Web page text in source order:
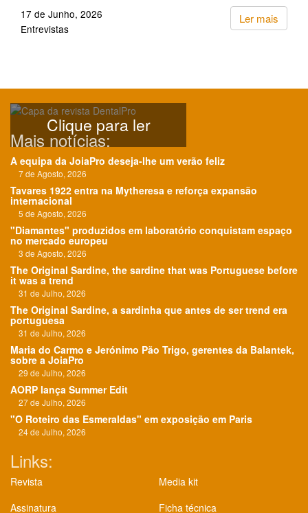
Ler mais
17 de Junho, 2026
Entrevistas
Clique para ler
Mais notícias:
A equipa da JoiaPro deseja-lhe um verão feliz
7 de Agosto, 2026
Tavares 1922 entra na Mytheresa e reforça expansão
internacional
5 de Agosto, 2026
"Diamantes" produzidos em laboratório conquistam espaço
no mercado europeu
3 de Agosto, 2026
The Original Sardine, the sardine that was Portuguese before
it was a trend
31 de Julho, 2026
The Original Sardine, a sardinha que antes de ser trend era
portuguesa
31 de Julho, 2026
Maria do Carmo e Jerónimo Pão Trigo, gerentes da Balantek,
sobre a JoiaPro
29 de Julho, 2026
AORP lança Summer Edit
27 de Julho, 2026
"O Roteiro das Esmeraldas" em exposição em Paris
24 de Julho, 2026
Links:
Revista
Assinatura
Media kit
Ficha técnica